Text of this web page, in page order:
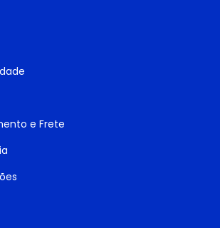
e Frete